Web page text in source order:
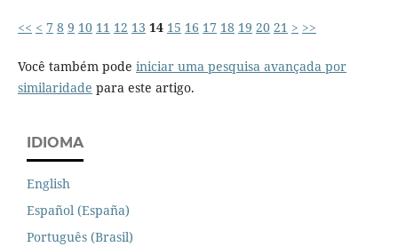
<< < 7 8 9 10 11 12 13 14 15 16 17 18 19 20 21 > >>
Você também pode iniciar uma pesquisa avançada por
similaridade para este artigo.
IDIOMA
English
Español (España)
Português (Brasil)